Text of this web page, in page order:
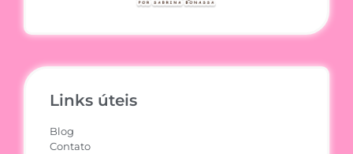
Links úteis
Blog
Contato